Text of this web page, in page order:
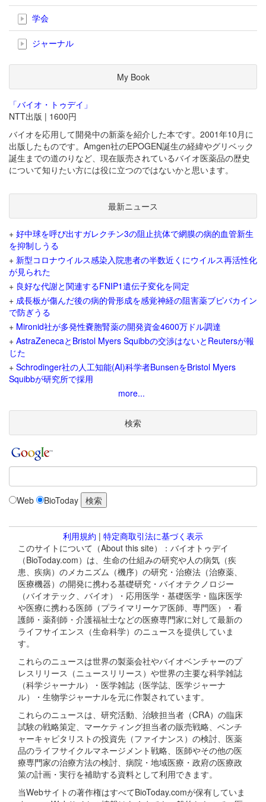
学会
ジャーナル
My Book
「バイオ・トゥデイ」
NTT出版 | 1600円
バイオを応用して開発中の新薬を紹介した本です。2001年10月に
出版したものです。Amgen社のEPOGEN誕生の経緯やグリベック
誕生までの道のりなど、現在販売されているバイオ医薬品の歴史
について知りたい方には役に立つのではないかと思います。
最新ニュース
+ 好中球を呼び出すガレクチン3の阻止抗体で網膜の病的血管新生
を抑制しうる
+ 新型コロナウイルス感染入院患者の半数近くにウイルス再活性化
が見られた
+ 良好な代謝と関連するFNIP1遺伝子変化を同定
+ 成長板が傷んだ後の病的骨形成を感覚神経の阻害薬ブピバカイン
で防ぎうる
+ Mironid社が多発性嚢胞腎薬の開発資金4600万ドル調達
+ AstraZenecaとBristol Myers Squibbの交渉はないとReutersが報
じた
+ Schrodinger社の人工知能(AI)科学者BunsenをBristol Myers
Squibbが研究所で採用
more...
検索
Web BioToday
利用規約 | 特定商取引法に基づく表示
このサイトについて（About this site）：バイオトゥデイ
（BioToday.com）は、生命の仕組みの研究や人の病気（疾
患、疾病）のメカニズム（機序）の研究・治療法（治療薬、
医療機器）の開発に携わる基礎研究・バイオテクノロジー
（バイオテック、バイオ）・応用医学・基礎医学・臨床医学
や医療に携わる医師（プライマリーケア医師、専門医）・看
護師・薬剤師・介護福祉士などの医療専門家に対して最新の
ライフサイエンス（生命科学）のニュースを提供していま
す。
これらのニュースは世界の製薬会社やバイオベンチャーのプ
レスリリース（ニュースリリース）や世界の主要な科学雑誌
（科学ジャーナル）・医学雑誌（医学誌、医学ジャーナ
ル）・生物学ジャーナルを元に作製されています。
これらのニュースは、研究活動、治験担当者（CRA）の臨床
試験の戦略策定、マーケティング担当者の販売戦略、ベンチ
ャーキャピタリストの投資先（ファイナンス）の検討、医薬
品のライフサイクルマネージメント戦略、医師やその他の医
療専門家の治療方法の検討、病院・地域医療・政府の医療政
策の計画・実行を補助する資料として利用できます。
当Webサイトの著作権はすべてBioToday.comが保有していま